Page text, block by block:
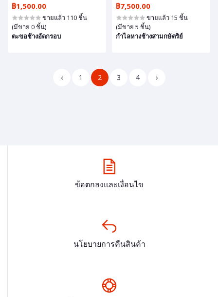
฿1,500.00
ขายแล้ว 110 ชิ้น
(มีขาย 0 ชิ้น)
ตะขอช้างอัดกรอบ
฿7,500.00
ขายแล้ว 15 ชิ้น
(มีขาย 5 ชิ้น)
กำไลหางช้างสามกษัตริย์
‹ 1 2 3 4 ›
ข้อตกลงและเงื่อนไข
นโยบายการคืนสินค้า